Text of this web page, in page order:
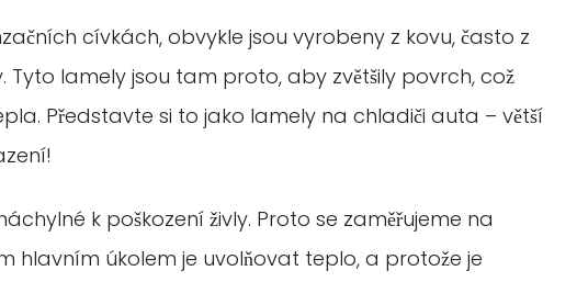
cívkách, obvykle jsou vyrobeny z kovu, často z
Tyto lamely jsou tam proto, aby zvětšily povrch, což
Představte si to jako lamely na chladiči auta – větší
k poškození živly. Proto se zaměřujeme na
hlavním úkolem je uvolňovat teplo, a protože je